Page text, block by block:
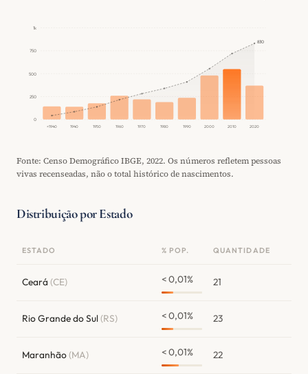
0
250
500
750
1k
<1940 1940 1950 1960 1970 1980 1990 2000 2010 2020
830
Fonte: Censo Demográfico IBGE, 2022. Os números refletem pessoas
vivas recenseadas, não o total histórico de nascimentos.
Distribuição por Estado
ESTADO % POP. QUANTIDADE
Ceará (CE) < 0,01% 21
Rio Grande do Sul(RS) < 0,01% 23
Maranhão(MA) < 0,01% 22